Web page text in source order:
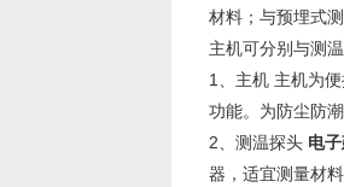
材料；与预埋式
主机可分别与测
1、主机 主机为
功能。为防尘防
2、测温探头 电
器，适宜测量材